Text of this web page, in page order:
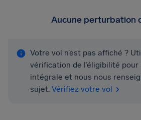
Aucune perturbation
Votre vol n’est pas affiché ?
vérification de l’éligibilité
intégrale et nous nous
sujet. Vérifiez votre vol